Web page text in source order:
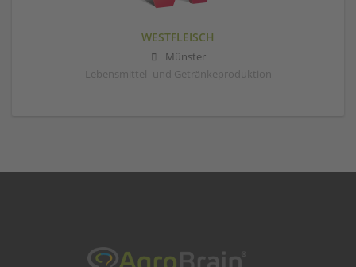
WESTFLEISCH
Münster
Lebensmittel- und Getränkeproduktion